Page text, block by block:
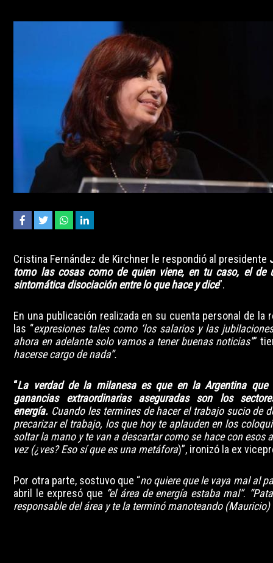
Cristina Fernández de Kirchner le respondió al presidente
tomo las cosas como de quien viene, en tu caso, el de
sintomática disociación entre lo que hace y dice”.
En una publicación realizada en su cuenta personal de la
las “expresiones tales como ‘los salarios y las
ahora en adelante solo vamos a tener buenas noticias'’”
hacerse cargo de nada”.
“La verdad de la milanesa es que en la Argentina que
ganancias extraordinarias aseguradas son los
energía. Cuando les termines de hacer el trabajo sucio de
precarizar el trabajo, los que hoy te aplauden en los
soltar la mano y te van a descartar como se hace con esos
vez (¿ves? Eso sí que es una metáfora)”, ironizó la ex
Por otra parte, sostuvo que “no quiere que le vaya mal al
abril le expresó que “el área de energía estaba mal”.
responsable del área y te la terminó manoteando (Mauricio)